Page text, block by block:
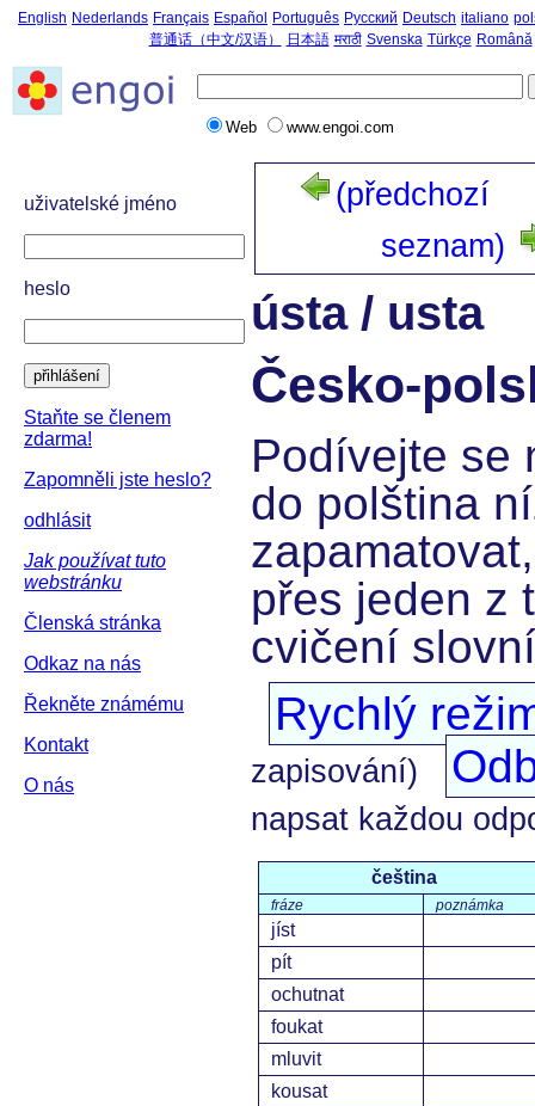
English Nederlands Français Español Português Русский Deutsch italiano
普通话（中文/汉语）
日本語 मराठी Svenska Türkçe Română
Web www.engoi.com
uživatelské jméno
heslo
přihlášení
Staňte se členem
zdarma!
Zapomněli jste heslo?
odhlásit
Jak používat tuto
webstránku
Členská stránka
Odkaz na nás
Řekněte známému
Kontakt
O nás
(předchozí
seznam)
ústa / usta
Česko-
Podívejte se
do polština
přes jeden z
cvičení
Rychlý
zapisování)
napsat každou
čeština
fráze poznámka
jíst
pít
ochutnat
foukat
mluvit
kousat